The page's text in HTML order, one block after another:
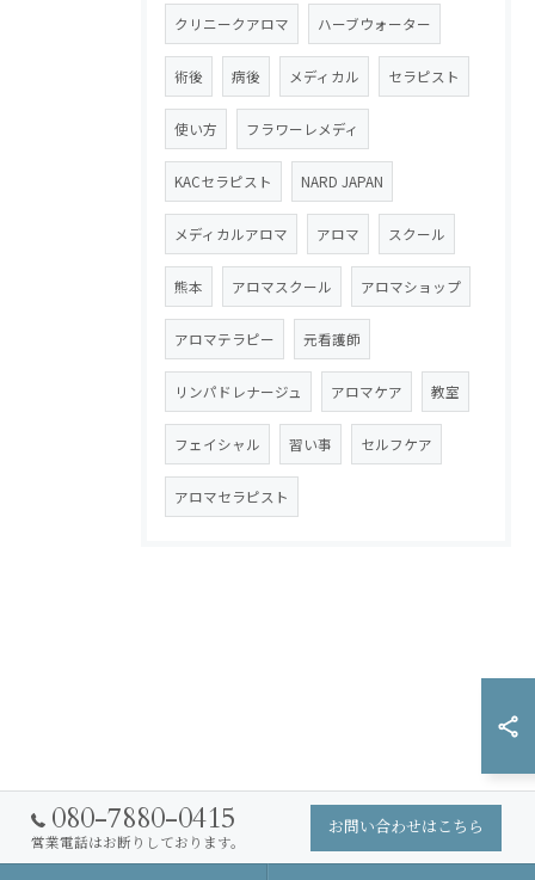
クリニークアロマ ハーブウォーター
術後 病後 メディカル セラピスト
使い方 フラワーレメディ
KACセラピスト NARD JAPAN
メディカルアロマ アロマ スクール
熊本 アロマスクール アロマショップ
アロマテラピー 元看護師
リンパドレナージュ アロマケア 教室
フェイシャル 習い事 セルフケア
アロマセラピスト
080-7880-0415
営業電話はお断りしております。
お問い合わせはこちら